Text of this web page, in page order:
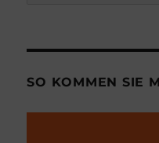
SO KOMMEN SIE